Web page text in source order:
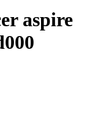
aspire